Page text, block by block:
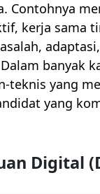
Contohnya
kerja sama
banyak
teknis yang
yang
Digital